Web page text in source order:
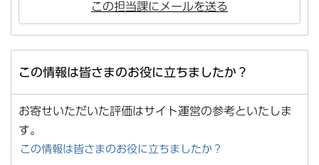
この担当課にメールを送る
この情報は皆さまのお役に立ちましたか？
お寄せいただいた評価はサイト運営の参考といたしま
す。
この情報は皆さまのお役に立ちましたか？